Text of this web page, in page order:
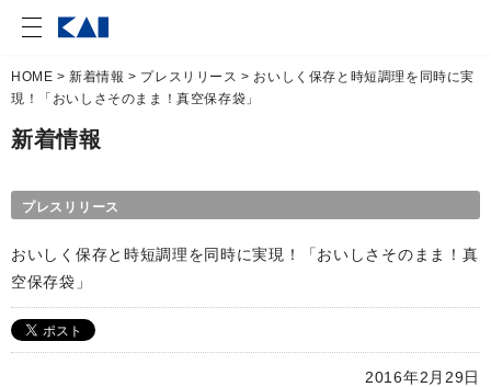
HOME >新着情報 > プレスリリース > おいしく保存と時短調理を同時に実
現！「おいしさそのまま！真空保存袋」
新着情報
プレスリリース
おいしく保存と時短調理を同時に実現！「おいしさそのまま！真
空保存袋」
2016年2月29日